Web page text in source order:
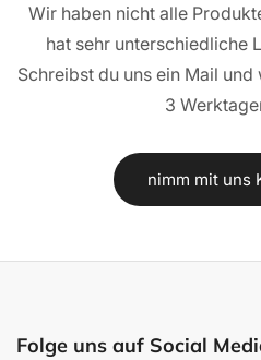
Wir haben nicht alle
hat sehr unterschiedliche
Schreibst du uns ein Mail
3
nimm mit uns
Folge uns auf Social
Folge uns auf